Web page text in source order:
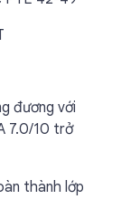
đương với
7.0/10 trở
thành lớp